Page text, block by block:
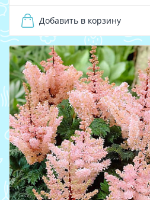
Добавить в корзину